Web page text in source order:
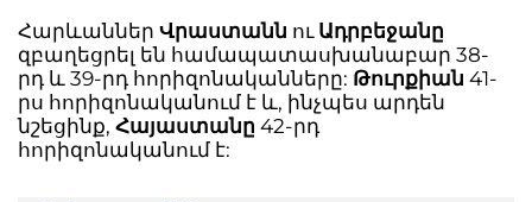
Հարևաններ Վրաստանն ու Ադրբեջանը
զբաղեցրել են համապատասխանաբար 38-
րդ և 39-րդ հորիզոնականները: Թուրքիան 41-
րս հորիզոնականում է և, ինչպես արդեն
նշեցինք, Հայաստանը 42-րդ
հորիզոնականում է: